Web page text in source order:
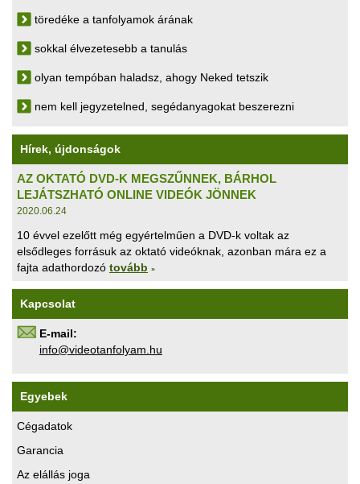
töredéke a tanfolyamok árának
sokkal élvezetesebb a tanulás
olyan tempóban haladsz, ahogy Neked tetszik
nem kell jegyzetelned, segédanyagokat beszerezni
Hírek, újdonságok
AZ OKTATÓ DVD-K MEGSZŰNNEK, BÁRHOL
LEJÁTSZHATÓ ONLINE VIDEÓK JÖNNEK
2020.06.24
10 évvel ezelőtt még egyértelműen a DVD-k voltak az
elsődleges forrásuk az oktató videóknak, azonban mára ez a
fajta adathordozó tovább »
Kapcsolat
E-mail:
uh.maylofnatoediv@ofni
Egyebek
Cégadatok
Garancia
Az elállás joga